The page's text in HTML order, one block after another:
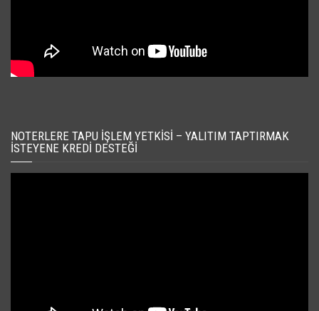
NOTERLERE TAPU İŞLEM YETKISI – YALITIM TAPTIRMAK
İSTEYENE KREDI DESTEĞI